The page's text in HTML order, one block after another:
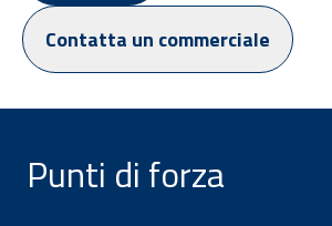
Contatta un commerciale
Punti di forza